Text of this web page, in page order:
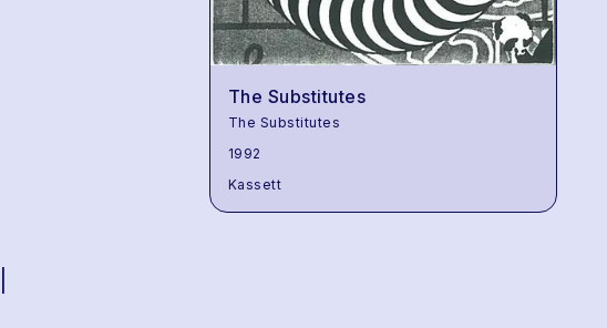
The Substitutes
The Substitutes
1992
Kassett